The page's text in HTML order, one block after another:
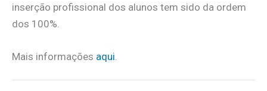
inserção profissional dos alunos tem sido da ordem
dos 100%.
Mais informações aqui